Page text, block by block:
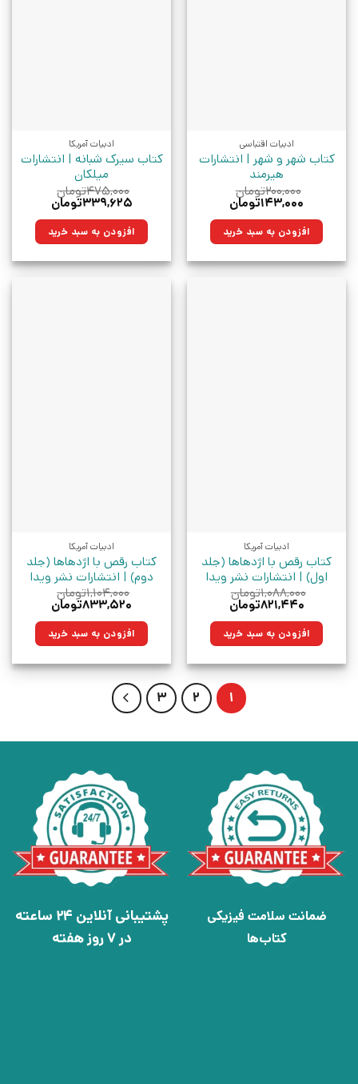
ادبیات اقتباسی
کتاب شهر و شهر | انتشارات
هیرمند
۲۰۰,۰۰۰تومان
قیمت
۲۰۰,۰۰۰تومان
بود.
۱۴۳,۰۰۰تومان
۱۴۳,۰۰۰تومان.افزودن به سبد خرید
ادبیات آمریکا
کتاب سیرک شبانه | انتشارات
میلکان
۴۷۵,۰۰۰تومان
قیمت
۴۷۵,۰۰۰تومان
بود.
۳۳۹,۶۲۵تومان
۳۳۹,۶۲۵تومان.افزودن به سبد خرید
ادبیات آمریکا
کتاب رقص با اژدهاها (جلد
اول) | انتشارات نشر ویدا
۱,۰۸۸,۰۰۰تومان
قیمت
۱,۰۸۸,۰۰۰تومان
بود.
۸۲۱,۴۴۰تومان
۸۲۱,۴۴۰تومان.افزودن به سبد خرید
ادبیات آمریکا
کتاب رقص با اژدهاها (جلد
دوم) | انتشارات نشر ویدا
۱,۱۰۴,۰۰۰تومان
قیمت
۱,۱۰۴,۰۰۰تومان
بود.
۸۳۳,۵۲۰تومان
۸۳۳,۵۲۰تومان.افزودن به سبد خرید
1
2
3
ضمانت سلامت فیزیکی
کتاب‌ها
پشتیبانی آنلاین 24 ساعته
در 7 روز هفته